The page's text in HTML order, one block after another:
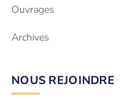
Ouvrages
Archives
NOUS REJOINDRE